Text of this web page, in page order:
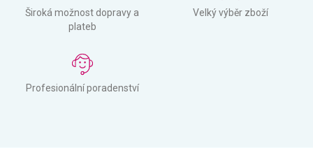
Široká možnost dopravy a
plateb
Velký výběr zboží
Profesionální poradenství